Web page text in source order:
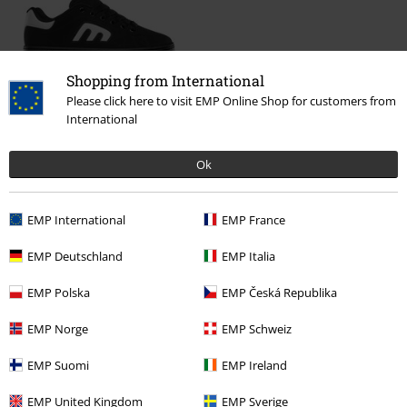
Shopping from International
Please click here to visit EMP Online Shop for customers from
International
Ok
EMP International EMP France
EMP Deutschland EMP Italia
EMP Polska EMP Česká Republika
EMP Norge EMP Schweiz
EMP Suomi EMP Ireland
EMP United Kingdom EMP Sverige